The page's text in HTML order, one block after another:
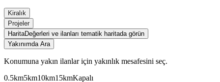
Kiralık
Projeler
HaritaDeğerleri ve ilanları tematik haritada görün
Yakınımda Ara
Konumuna yakın ilanlar için yakınlık mesafesini seç.
0.5km5km10km15kmKapalı